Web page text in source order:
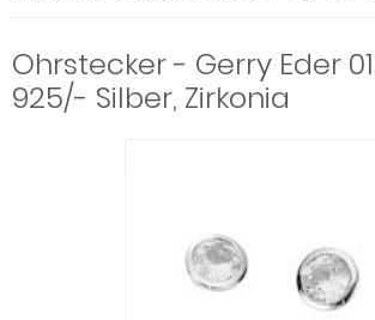
Ohrstecker - Gerry Eder
925/- Silber, Zirkonia